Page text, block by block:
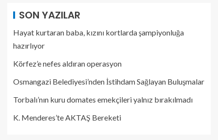
SON YAZILAR
Hayat kurtaran baba, kızını kortlarda şampiyonluğa
hazırlıyor
Körfez’e nefes aldıran operasyon
Osmangazi Belediyesi’nden İstihdam Sağlayan Buluşmalar
Torbalı’nın kuru domates emekçileri yalnız bırakılmadı
K. Menderes’te AKTAŞ Bereketi